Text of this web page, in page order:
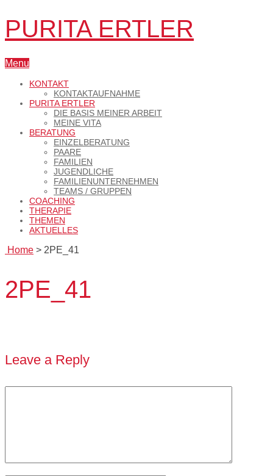
PURITA ERTLER
Menu
KONTAKT
KONTAKTAUFNAHME
PURITA ERTLER
DIE BASIS MEINER ARBEIT
MEINE VITA
BERATUNG
EINZELBERATUNG
PAARE
FAMILIEN
JUGENDLICHE
FAMILIENUNTERNEHMEN
TEAMS / GRUPPEN
COACHING
THERAPIE
THEMEN
AKTUELLES
Home > 2PE_41
2PE_41
Leave a Reply